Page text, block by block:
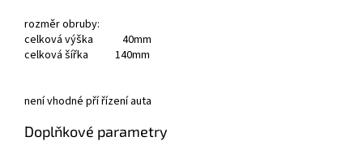
rozměr obruby:
celková výška 40mm
celková šířka 140mm
není vhodné pří řízení auta
Doplňkové parametry